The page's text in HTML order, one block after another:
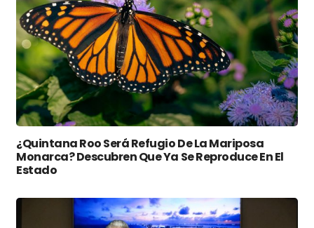
¿Quintana Roo Será Refugio De La Mariposa
Monarca? Descubren Que Ya Se Reproduce En El
Estado